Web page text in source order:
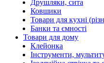
Друшляки, сита
Ковшики
Товари для кухні
Банки та ємності
Товари для дому
Клейонка
Інструменти,